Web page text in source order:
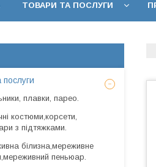
ТОВАРИ ТА ПОСЛУГИ
плавки, парео.
костюми,корсети,
з підтяжками.
білизна,мереживне
пеньюар.